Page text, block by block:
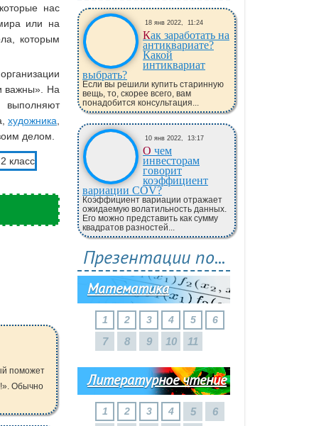
нас
или на
которым
важны». На
выполняют
художника
делом.
поможет
Обычно
18 янв 2022, 11:24
Как заработать на
антиквариате?
Какой
интиквариат
выбрать?
Если вы решили купить старинную
вещь, то, скорее всего, вам
понадобится консультация...
10 янв 2022, 13:17
О чем
инвесторам
говорит
коэффициент
вариации COV?
Коэффициент вариации отражает
ожидаемую волатильность данных.
Его можно представить как сумму
квадратов разностей...
Презентации по...
Математика
1 2 3 4 5 6
7 8 9 10 11
Литературное чтение
1 2 3 4 5
6